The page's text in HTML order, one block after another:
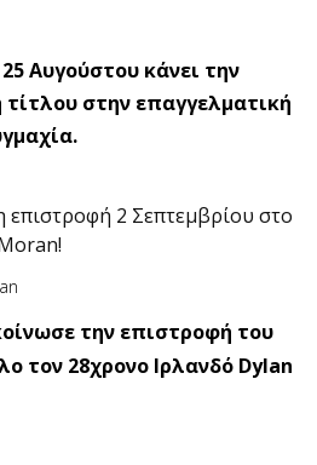
Αυγούστου κάνει την
στην επαγγελματική
2 Σεπτεμβρίου στο
την επιστροφή του
τον 28χρονο Ιρλανδό Dylan